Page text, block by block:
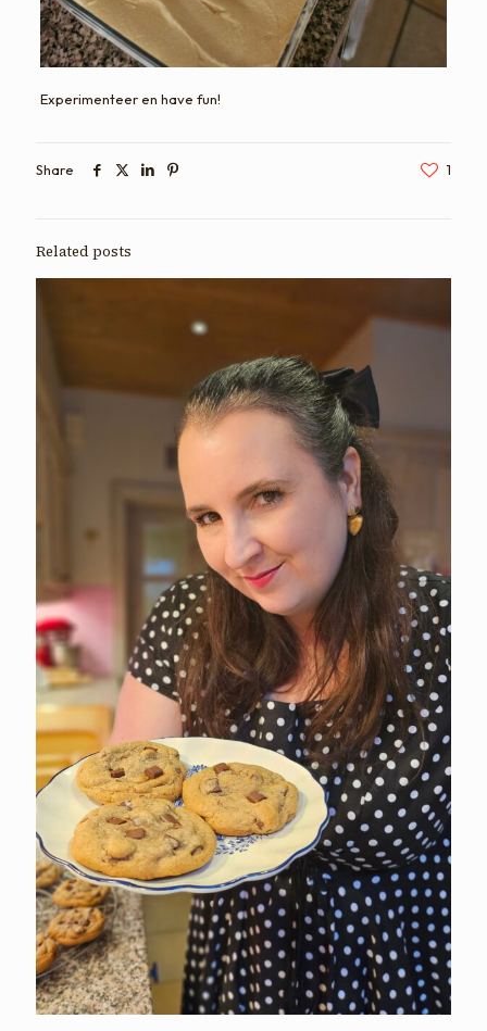
Experimenteer en have fun!
Share 1
Related posts